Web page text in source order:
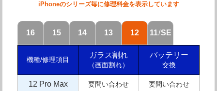
iPhoneのシリーズ毎に修理料金を表示しています
16 15 14 13 12 11/SE
機種/修理項目
ガラス割れ
（画面割れ）
バッテリー
交換
12 Pro Max 要問い合わせ 要問い合わせ